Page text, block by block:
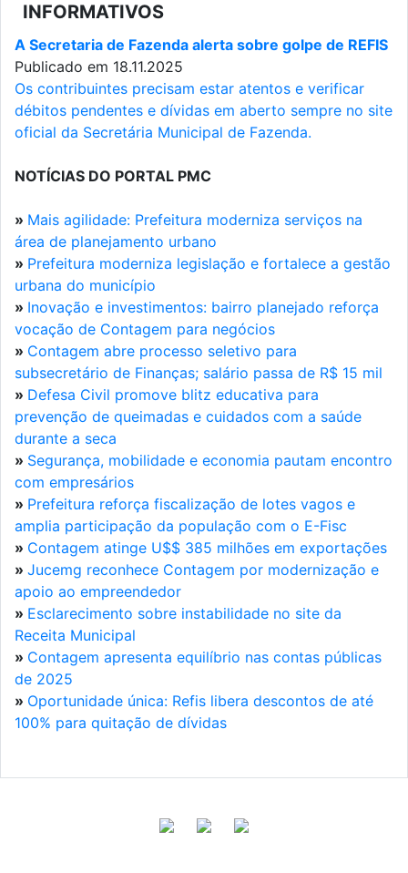
INFORMATIVOS
A Secretaria de Fazenda alerta sobre golpe de REFIS
Publicado em 18.11.2025
Os contribuintes precisam estar atentos e verificar
débitos pendentes e dívidas em aberto sempre no site
oficial da Secretária Municipal de Fazenda.
NOTÍCIAS DO PORTAL PMC
» Mais agilidade: Prefeitura moderniza serviços na
área de planejamento urbano
» Prefeitura moderniza legislação e fortalece a gestão
urbana do município
» Inovação e investimentos: bairro planejado reforça
vocação de Contagem para negócios
» Contagem abre processo seletivo para
subsecretário de Finanças; salário passa de R$ 15 mil
» Defesa Civil promove blitz educativa para
prevenção de queimadas e cuidados com a saúde
durante a seca
» Segurança, mobilidade e economia pautam encontro
com empresários
» Prefeitura reforça fiscalização de lotes vagos e
amplia participação da população com o E-Fisc
» Contagem atinge U$$ 385 milhões em exportações
» Jucemg reconhece Contagem por modernização e
apoio ao empreendedor
» Esclarecimento sobre instabilidade no site da
Receita Municipal
» Contagem apresenta equilíbrio nas contas públicas
de 2025
» Oportunidade única: Refis libera descontos de até
100% para quitação de dívidas